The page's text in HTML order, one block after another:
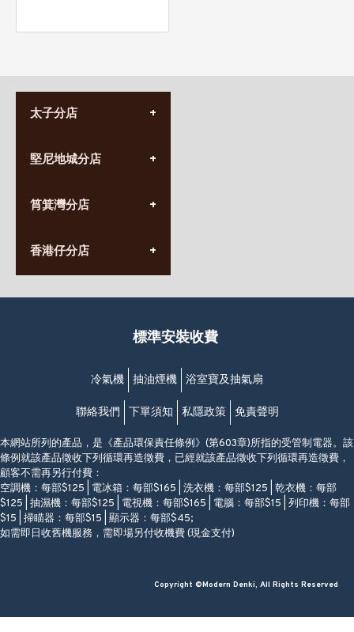
太子分店
營業時間:
九龍太子太子道西141號
堅尼地城分店
營業時間:
香港堅尼地城卑路乍街
(堅尼地城地鐵站B出口)
筲箕灣分店
營業時間:
(10:00am-20:30pm)
香港仔分店
營業時間:
香港香港仔成都道20-28號
(黃竹坑地鐵站轉4M專線小巴)
標準安裝收費
冷氣機 抽油煙機 浴室寶及抽氣扇
聯絡我們 下單須知 私隱政策 免責聲明
本網站所列的產品，是《產品環保責任條例》(第603章)所指的受管制電器。該
條例就該產品徵收下列循環再造徵費，已經就該產品徵收下列循環再造徵費，
顧客不需再另行付費：
空調機：每部$125 | 電冰箱：每部$165 | 洗衣機：每部$125 | 乾衣機：每部
$125 | 抽濕機：每部$125 | 電視機：每部$165 | 電腦：每部$15 | 列印機：每部
$15 | 掃瞄器：每部$15 | 顯示器：每部$45;
如需即日收舊機服務，需即場另付收機費 (現金支付)
Copyright ©Modern Denki, All Rights Reserved